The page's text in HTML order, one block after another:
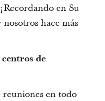
en Su
hace más
de
reuniones en todo